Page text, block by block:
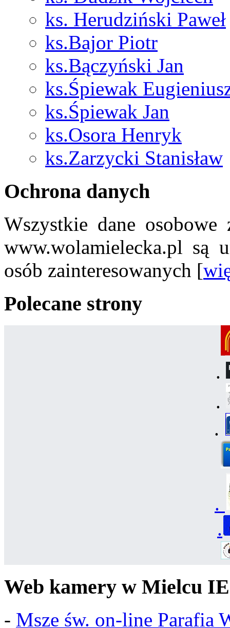
ks. Herudziński Paweł
ks.Bajor Piotr
ks.Bączyński Jan
ks.Śpiewak
ks.Śpiewak Jan
ks.Osora Henryk
ks.Zarzycki Stanisław
Ochrona danych
Wszystkie dane osobowe
www.wolamielecka.pl są
osób zainteresowanych [
Polecane strony
.
.
.
.
.
Web kamery w Mielcu IE
- Msze św. on-line Parafia